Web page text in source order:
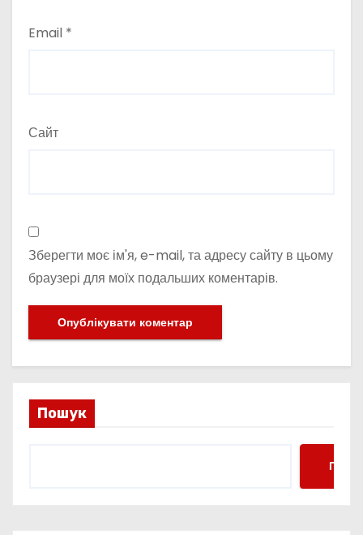
Email *
Сайт
Зберегти моє ім'я, e-mail, та адресу сайту в цьому
браузері для моїх подальших коментарів.
Пошук